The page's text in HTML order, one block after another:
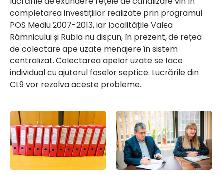
completarea investițiilor realizate prin programul
POS Mediu 2007-2013, iar localitățile Valea
Râmnicului și Rubla nu dispun, în prezent, de rețea
de colectare ape uzate menajere în sistem
centralizat. Colectarea apelor uzate se face
individual cu ajutorul foselor septice. Lucrările din
CL9 vor rezolva aceste probleme.